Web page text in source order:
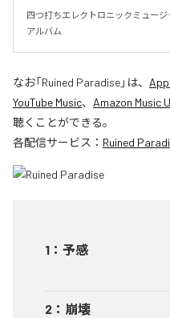
四つ打ちエレクトロニックミュー
アルバム
なお「Ruined Paradise」は、
YouTube Music、 Amazon Music
聴くことができる。
各配信サービス： Ruined
1 ： 予感
2 ： 崩壊